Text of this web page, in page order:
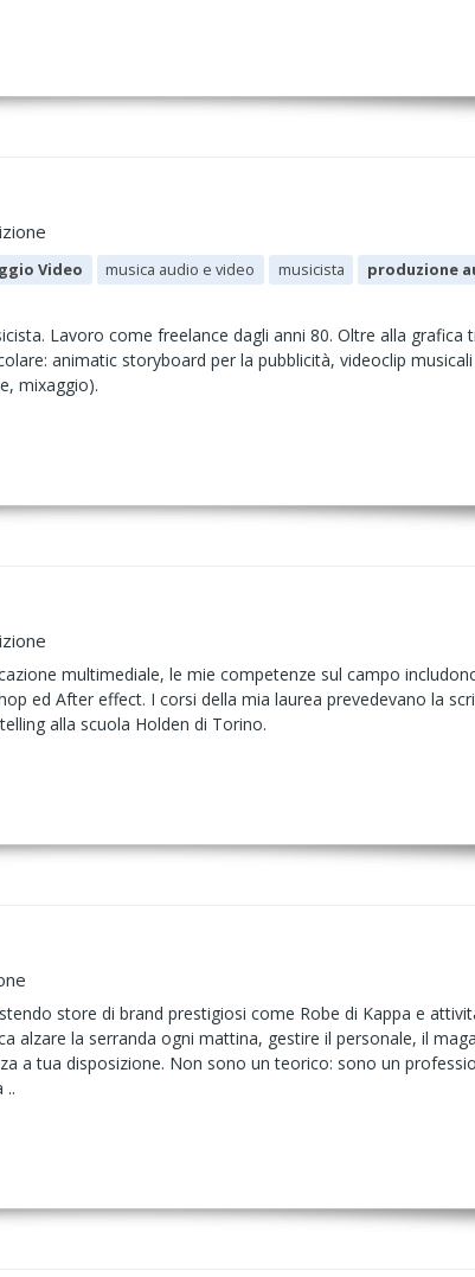
Video musica audio e video musicista produzione
Lavoro come freelance dagli anni 80. Oltre alla grafica
animatic storyboard per la pubblicità, videoclip
mixaggio).
multimediale, le mie competenze sul campo
ed After effect. I corsi della mia laurea prevedevano la
alla scuola Holden di Torino.
store di brand prestigiosi come Robe di Kappa e
alzare la serranda ogni mattina, gestire il personale, il
a tua disposizione. Non sono un teorico: sono un
..